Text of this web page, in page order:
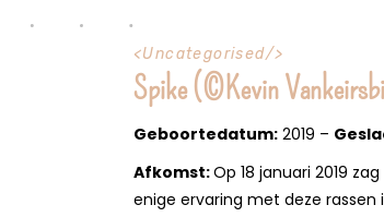
<Uncategorised/>
Spike (©Kevin
Geboortedatum: 2019 –
Afkomst:Op 18 januari 2019
enige ervaring met deze rassen